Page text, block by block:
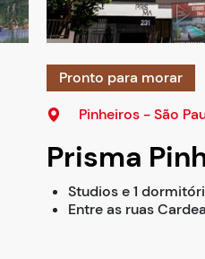
Pronto para morar
Pinheiros - São
Prisma
Studios e 1
Entre as ruas